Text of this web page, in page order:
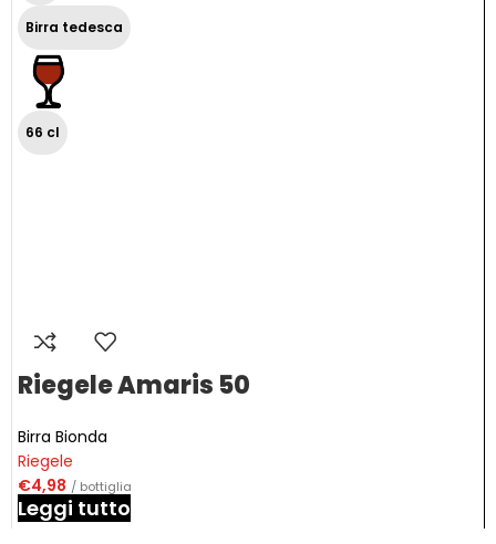
Birra tedesca
66 cl
Riegele Amaris 50
Birra Bionda
Riegele
€4,98 / bottiglia
Leggi tutto